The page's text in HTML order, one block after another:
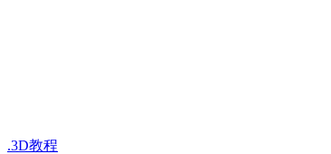
.3D教程